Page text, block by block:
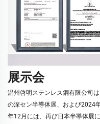
展示会
温州啓明ステンレス鋼有限公司
の深セン半導体展、および2024
年12月には、再び日本半導体展